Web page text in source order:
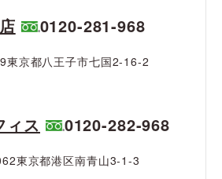
0120-281-968
東京都八王子市七国2-16-2
ィス 0120-282-968
東京都港区南青山3-1-3